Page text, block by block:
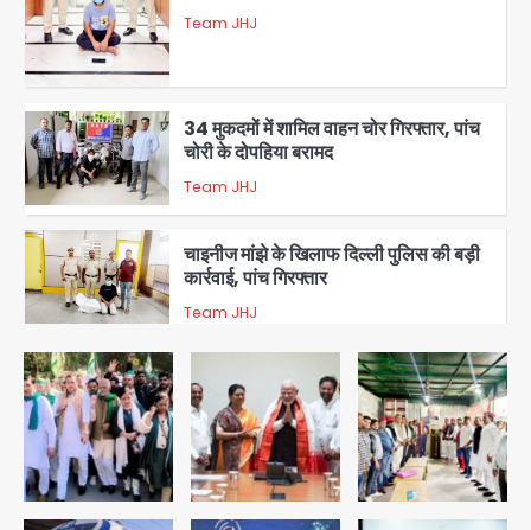
Team JHJ
3
34 मुकदमों में शामिल वाहन चोर गिरफ्तार, पांच
चोरी के दोपहिया बरामद
Team JHJ
चाइनीज मांझे के खिलाफ दिल्ली पुलिस की बड़ी
कार्रवाई, पांच गिरफ्तार
Team JHJ
5
चोरी के मोबाइल से बैंक खाते खाली करने वाला
अंतरराज्यीय साइबर गिरोह पकड़ा, 9 गिरफ्तार
Team JHJ